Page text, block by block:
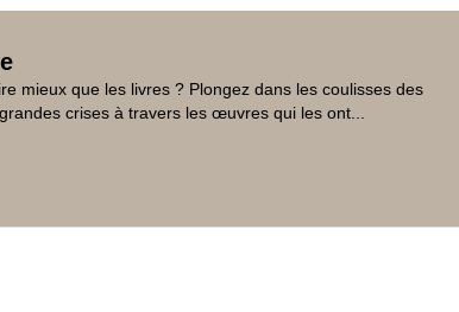
mieux que les livres ? Plongez dans les coulisses des
crises à travers les œuvres qui les ont...